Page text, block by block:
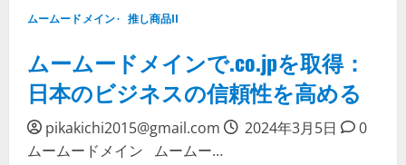
法
い
詳
し
読
む
メ
イ
新
ず：
選
の
背
景
ムームードメイン 推し商品II
ムームードメインで.co.jpを取得：
日本のビジネスの信頼性を高める
pikakichi2015@gmail.com 2024年3月5日
0
ムームードメイン ムームー…